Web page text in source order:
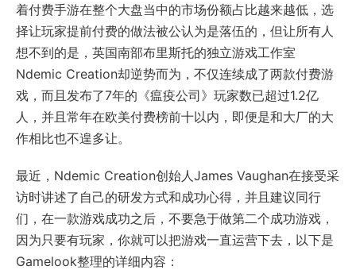
着付费手游在整个大盘当中的市场份额占比越来越低，选
择让玩家提前付费的做法被公认为是落伍的，但让所有人
想不到的是，英国南部布里斯托的独立游戏工作室
Ndemic Creation却逆势而为，不仅连续成了两款付费游
戏，而且发布了7年的《瘟疫公司》玩家数已超过1.2亿
人，并且常年在欧美付费榜前十以内，即便是和大厂的大
作相比也不遑多让。
最近，Ndemic Creation创始人James Vaughan在接受采
访时讲述了自己的研发方式和成功心得，并且建议同行
们，在一款游戏成功之后，不要急于做第二个成功游戏，
因为只要有玩家，你就可以把游戏一直运营下去，以下是
Gamelook整理的详细内容：